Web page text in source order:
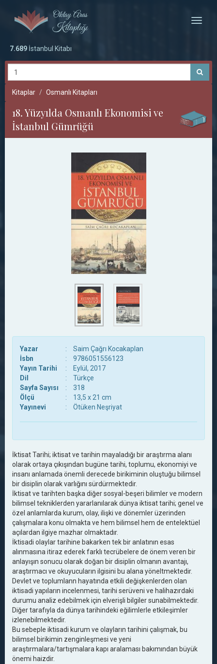
Toggle
7.689 İstanbul Kitabı
Kitaplar Osmanlı Kitapları
18. Yüzyılda Osmanlı Ekonomisi ve
İstanbul Gümrüğü
Yazar :
Saim Çağrı Kocakaplan
İsbn
:
9786051556123
Yayın Tarihi
:
Eylül, 2017
Dil
:
Türkçe
Sayfa Sayısı
:
318
Ölçü
:
13,5 x 21 cm
Yayınevi
: Ötüken Neşriyat
İktisat Tarihi; iktisat ve tarihin mayaladığı bir araştırma alanı
olarak ortaya çıkışından bugüne tarihi, toplumu, ekonomiyi ve
insanı anlamada önemli derecede birikiminin oluştuğu bilimsel
bir disiplin olarak varlığını sürdürmektedir.
İktisat ve tarihten başka diğer sosyal-beşeri bilimler ve modern
bilimsel tekniklerden yararlanılarak dünya iktisat tarihi; genel ve
özel anlamlarda kurum, olay, ilişki ve dönemler üzerinden
çalışmalara konu olmakta ve hem bilimsel hem de entelektüel
açılardan ilgiye mazhar olmaktadır.
İktisadi olaylar tarihine bakarken tek bir anlatının esas
alınmasına itiraz ederek farklı tecrübelere de önem veren bir
anlayışın sonucu olarak doğan bir disiplin olmanın avantajı,
araştırmacı ve okuyucuların ilgisini bu alana yöneltmektedir.
Devlet ve toplumlann hayatında etkili değişkenlerden olan
iktisadi yapıların incelenmesi, tarihi serüveni ve halihazırdaki
durumu analiz edebilmek için elverişli bilgiler sunabilmektedir.
Diğer tarafıyla da dünya tarihindeki eğilimlerle etkileşimler
izlenebilmektedir.
Bu sebeple iktisadi kurum ve olayların tarihini çalışmak, bu
bilimsel birikimin zenginleşmesi ve yeni
araştırmalara/tartışmalara kapı aralaması bakımından büyük
önemi haizdir.